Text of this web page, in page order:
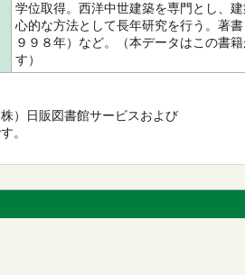
学位取得。西洋中世建築を専門とし、
心的な方法として長年研究を行う。著
９９８年）など。（本データはこの書
す）
）日販図書館サービスおよび
。